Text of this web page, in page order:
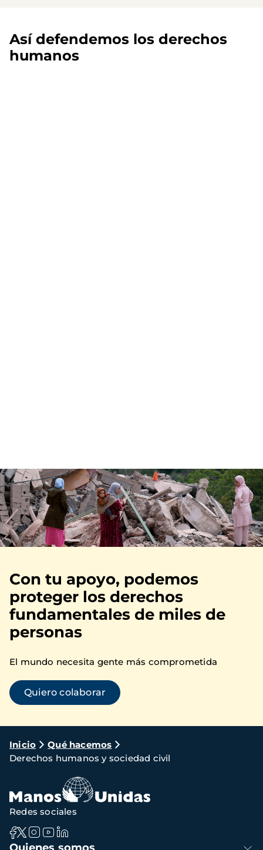
Así defendemos los derechos
humanos
Imagen
Con tu apoyo, podemos
proteger los derechos
fundamentales de miles de
personas
El mundo necesita gente más comprometida
Quiero colaborar
Ruta
de
navegación
Inicio
Qué hacemos
Derechos humanos y sociedad civil
Navegación
Redes sociales